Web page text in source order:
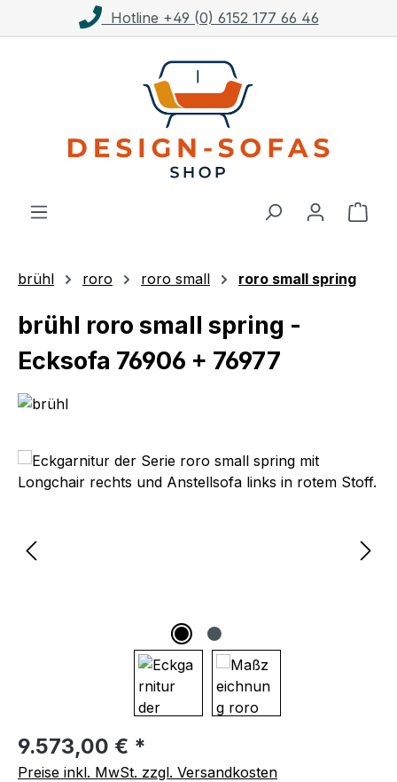
Zum Hauptinhalt springenKostenloser Versand ab 1.000€**
brühl roro roro small roro small spring
brühl roro small spring -
Ecksofa 76906 + 76977
Bildergalerie überspringen
Regulärer Preis:
9.573,00 € *
Preise inkl. MwSt. zzgl. Versandkosten